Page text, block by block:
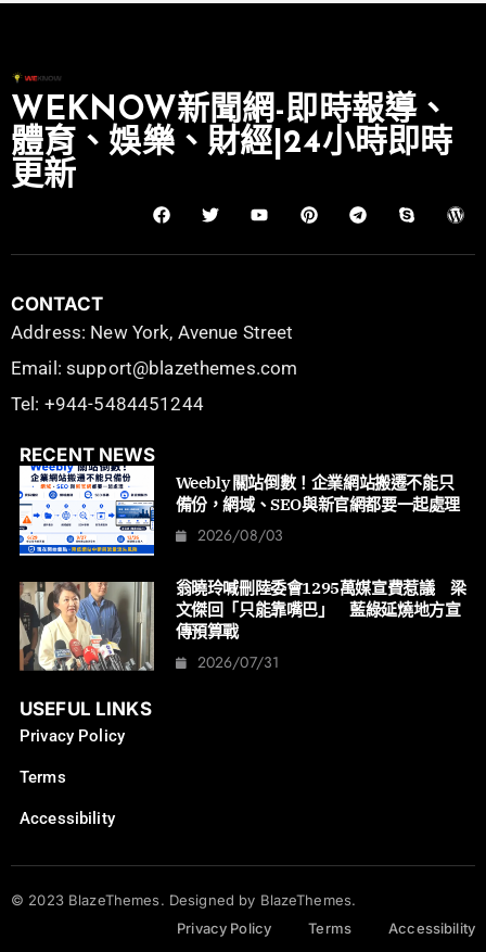
WEKNOW新聞網-即時報導、
體育、娛樂、財經|24小時即時
更新
CONTACT
Address: New York, Avenue Street
Email: support@blazethemes.com
Tel: +944-5484451244
RECENT NEWS
Weebly 關站倒數！企業網站搬遷不能只
備份，網域、SEO與新官網都要一起處理
2026/08/03
翁曉玲喊刪陸委會1295萬媒宣費惹議 梁
文傑回「只能靠嘴巴」 藍綠延燒地方宣
傳預算戰
2026/07/31
USEFUL LINKS
Privacy Policy
Terms
Accessibility
© 2023 BlazeThemes. Designed by BlazeThemes.
Privacy Policy
Terms Accessibility